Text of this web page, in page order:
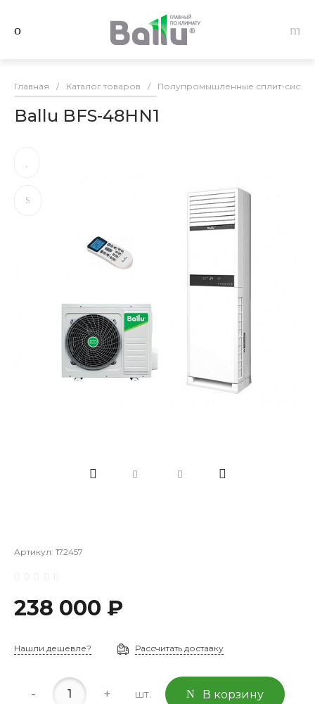
Главная / Каталог товаров / Полупромышленные сплит-
Ballu BFS-48HN1
Артикул: 172457
238 000 ₽
Нашли дешевле? Рассчитать доставку
- + шт. В корзину